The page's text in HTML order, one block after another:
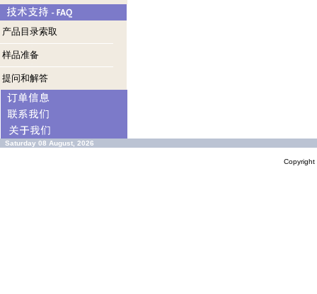
产品目录索取
样品准备
提问和解答
Saturday 08 August, 2026